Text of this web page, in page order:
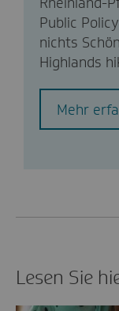
Public
nichts
Highlands
Mehr
Lesen Sie